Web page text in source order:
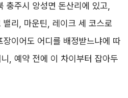
충주시 앙성면 돈산리에 있고,
리, 마운틴, 레이크 세 코스로
이어도 어디를 배정받느냐에 따
, 예약 전에 이 차이부터 잡아두